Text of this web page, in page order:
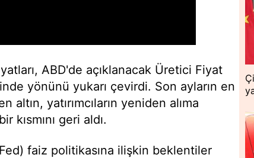
ABD'de açıklanacak Üretici Fiyat
yönünü yukarı çevirdi. Son ayların en
yatırımcıların yeniden alıma
kısmını geri aldı.
faiz politikasına ilişkin beklentiler